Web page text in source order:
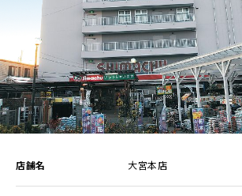
店舗名 大宮本店